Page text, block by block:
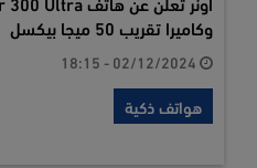
وكاميرا تقريب 50 ميجا بيكسل
هواتف ذكية